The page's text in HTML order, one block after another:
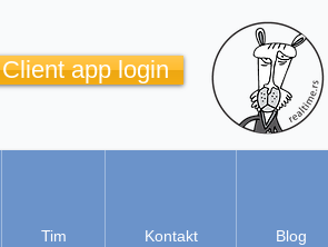
Client app login
Tim Kontakt Blog